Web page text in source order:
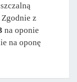
Zgodnie z
na oponie
na oponę